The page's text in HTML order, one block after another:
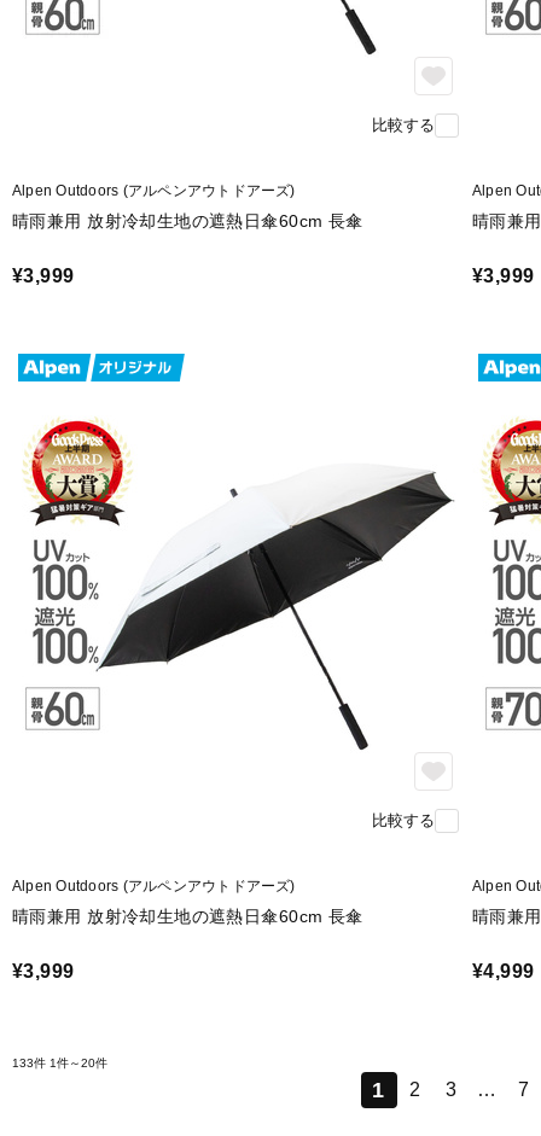
比較する
Alpen Outdoors (アルペンアウトドアーズ)
晴雨兼用 放射冷却生地の遮熱日傘60cm 長傘
¥3,999
Alpen
晴雨兼
¥3,999
比較する
Alpen Outdoors (アルペンアウトドアーズ)
晴雨兼用 放射冷却生地の遮熱日傘60cm 長傘
¥3,999
Alpen
晴雨兼
¥4,999
133件 1件～20件
1 2 3 … 7